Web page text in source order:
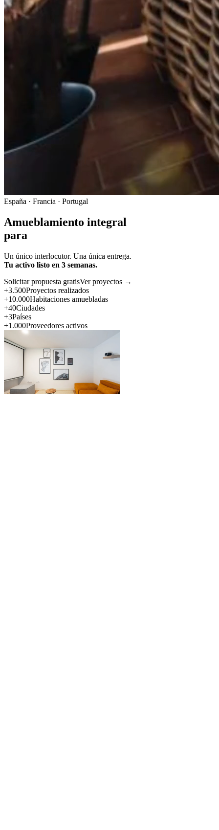
España · Francia · Portugal
Amueblamiento integral
para
Un único interlocutor. Una única entrega.
Tu activo listo en 3 semanas.
Solicitar propuesta gratisVer proyectos →
+3.500Proyectos realizados
+10.000Habitaciones amuebladas
+40Ciudades
+3Países
+1.000Proveedores activos